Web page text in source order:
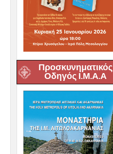
Προσκυνηματικός
Οδηγός Ι.Μ.Α.Α